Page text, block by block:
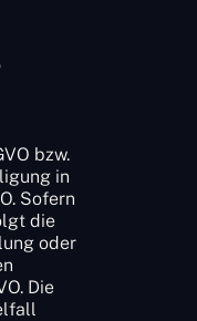
bzw.
in
Sofern
die
oder
Die